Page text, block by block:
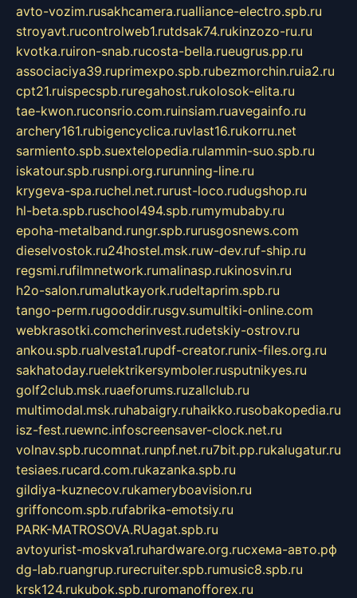
avto-vozim.rusakhcamera.rualliance-electro.spb.ru
stroyavt.rucontrolweb1.rutdsak74.rukinzozo-ru.ru
kvotka.ruiron-snab.rucosta-bella.rueugrus.pp.ru
associaciya39.ruprimexpo.spb.rubezmorchin.ruia2.ru
cpt21.ruispecspb.ruregahost.rukolosok-elita.ru
tae-kwon.ruconsrio.com.ruinsiam.ruavegainfo.ru
archery161.rubigencyclica.ruvlast16.rukorru.net
sarmiento.spb.suextelopedia.rulammin-suo.spb.ru
iskatour.spb.rusnpi.org.rurunning-line.ru
krygeva-spa.ruchel.net.rurust-loco.rudugshop.ru
hl-beta.spb.ruschool494.spb.rumymubaby.ru
epoha-metalband.rungr.spb.rurusgosnews.com
dieselvostok.ru24hostel.msk.ruw-dev.ruf-ship.ru
regsmi.rufilmnetwork.rumalinasp.rukinosvin.ru
h2o-salon.rumalutkayork.rudeltaprim.spb.ru
tango-perm.rugooddir.rusgv.sumultiki-online.com
webkrasotki.comcherinvest.rudetskiy-ostrov.ru
ankou.spb.rualvesta1.rupdf-creator.runix-files.org.ru
sakhatoday.ruelektrikersymboler.rusputnikyes.ru
golf2club.msk.ruaeforums.ruzallclub.ru
multimodal.msk.ruhabaigry.ruhaikko.rusobakopedia.ru
isz-fest.ruewnc.infoscreensaver-clock.net.ru
volnav.spb.rucomnat.runpf.net.ru7bit.pp.rukalugatur.ru
tesiaes.rucard.com.rukazanka.spb.ru
gildiya-kuznecov.rukameryboavision.ru
griffoncom.spb.rufabrika-emotsiy.ru
PARK-MATROSOVA.RUagat.spb.ru
avtoyurist-moskva1.ruhardware.org.ruсхема-авто.рф
dg-lab.ruangrup.rurecruiter.spb.rumusic8.spb.ru
krsk124.rukubok.spb.ruromanofforex.ru